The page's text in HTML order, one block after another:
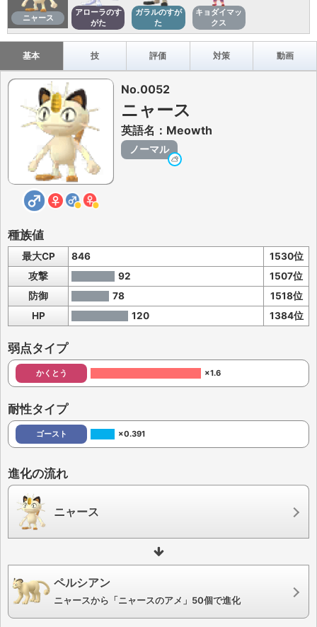
ニャース
アローラのす
がた
ガラルのすが
た
キョダイマッ
クス
基本 技 評価 対策 動画
No.0052
ニャース
英語名：Meowth
ノーマル
種族値
最大CP 846
1530位
攻撃
92
1507位
防御
78
1518位
HP
120 1384位
弱点タイプ
かくとう ×1.6
耐性タイプ
ゴースト ×0.391
進化の流れ
ニャース
ペルシアン
ニャースから「ニャースのアメ」50個で進化